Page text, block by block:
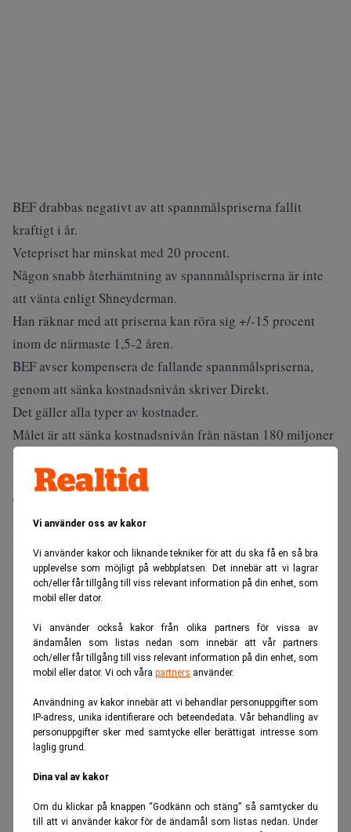
Vi använder oss av kakor
Vi använder kakor och liknande tekniker för att du ska få en så bra
upplevelse som möjligt på webbplatsen. Det innebär att vi lagrar
och/eller får tillgång till viss relevant information på din enhet, som
mobil eller dator.
Vi använder också kakor från olika partners för vissa av
ändamålen som listas nedan som innebär att vår partners
och/eller får tillgång till viss relevant information på din enhet, som
mobil eller dator. Vi och våra partners använder.
Användning av kakor innebär att vi behandlar personuppgifter som
IP-adress, unika identifierare och beteendedata. Vår behandling av
personuppgifter sker med samtycke eller berättigat intresse som
laglig grund.
Dina val av kakor
Om du klickar på knappen “Godkänn och stäng” så samtycker du
till att vi använder kakor för de ändamål som listas nedan. Under
BEF drabbas negativt av att spannmålspriserna fallit
kraftigt i år.
Vetepriset har minskat med 20 procent.
Någon snabb återhämtning av spannmålspriserna är inte
att vänta enligt Shneyderman.
Han räknar med att priserna kan röra sig +/-15 procent
inom de närmaste 1,5-2 åren.
BEF avser kompensera de fallande spannmålspriserna,
genom att sänka kostnadsnivån skriver Direkt.
Det gäller alla typer av kostnader.
Målet är att sänka kostnadsnivån från nästan 180 miljoner
kronor under år 2008, till 150-165 miljoner kronor år
2009, och till runt 135 miljoner kronor per år på sikt.
Trots det pressade läget flaggar Shneyderman enligt Direkt
för att BEF kan komma att göra företagsköp, som i så fall
kommer att betalas med nya BEF-aktier.
ANNONS